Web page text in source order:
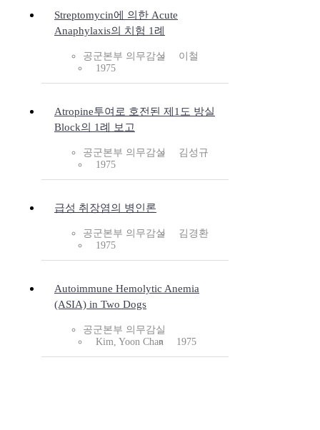
Streptomycin에 의한 Acute
Anaphylaxis의 치험 1례
공군본부 의무감실
이철
1975
Atropine투여로 호전된 제1도 방실
Block의 1례 보고
공군본부 의무감실
김성규
1975
급성 취장염의 병인론
공군본부 의무감실
김경환
1975
Autoimmune Hemolytic Anemia
(ASIA) in Two Dogs
공군본부 의무감실
Kim, Yoon Chan
1975